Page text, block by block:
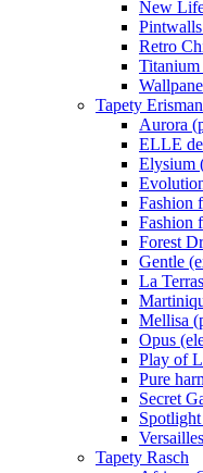
New
Retro
Titanium
Tapety
Aurora
ELLE
Elysium
Fashion
Fashion
Forest
Gentle
La
Mellisa
Opus
Play of
Pure
Secret
Tapety Rasch